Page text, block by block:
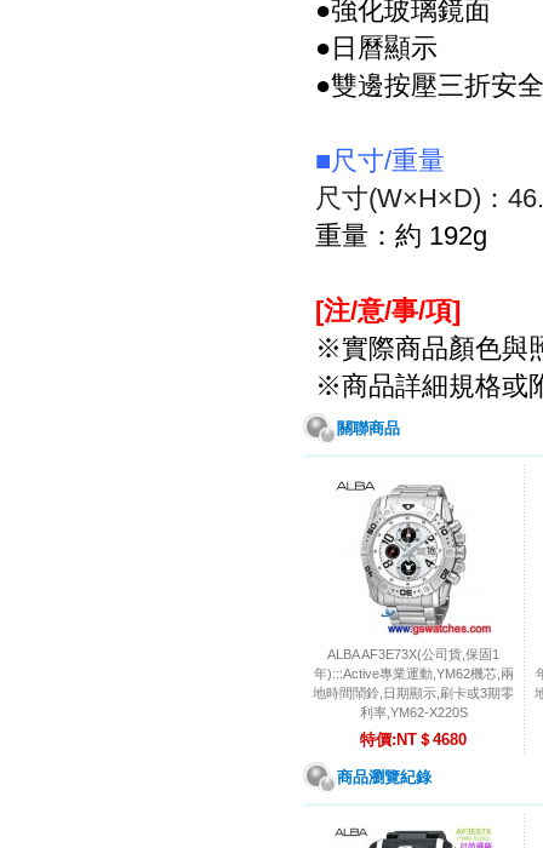
●強化玻璃鏡面
●日曆顯示
●雙邊按壓三折安
■尺寸/重量
尺寸(W×H×D)：
重量：約 192g
[注/意/事/項]
※實際商品顏色與
※商品詳細規格或
關聯商品
ALBA AF3E73X(公司貨,保固1
年):::Active專業運動,YM62機芯,兩
地時間鬧鈴,日期顯示,刷卡或3期零
利率,YM62-X220S
特價:NT＄4680
商品瀏覽紀錄